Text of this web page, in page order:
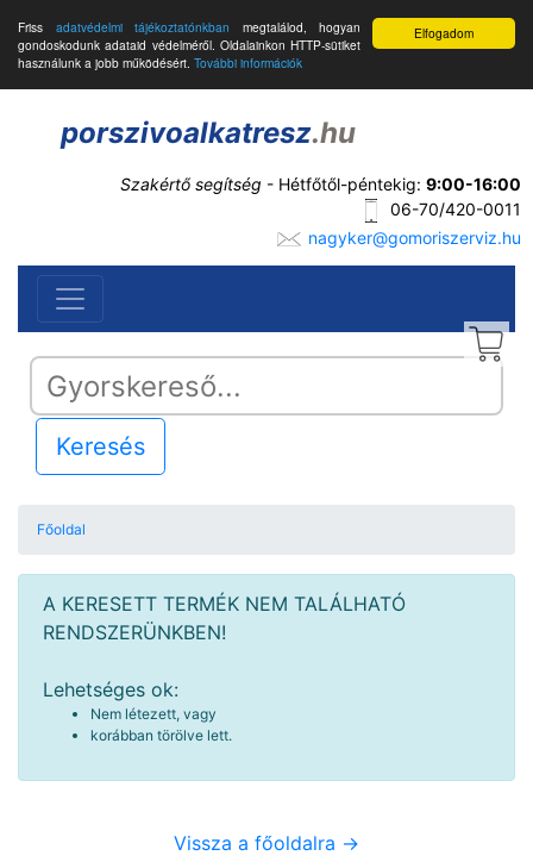
Elfogadom
Friss adatvédelmi tájékoztatónkban megtalálod, hogyan
gondoskodunk adataid védelméről. Oldalainkon HTTP-sütiket
használunk a jobb működésért. További információk
porszivoalkatresz.hu
Szakértő segítség - Hétfőtől-péntekig: 9:00-16:00
06-70/420-0011
nagyker@gomoriszerviz.hu
Keresés
Főoldal
A KERESETT TERMÉK NEM TALÁLHATÓ
RENDSZERÜNKBEN!
Lehetséges ok:
Nem létezett, vagy
korábban törölve lett.
Vissza a főoldalra ->